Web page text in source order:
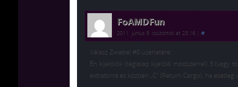
FoAMDFun
2011. június 9. csütörtök at 23:16 #
Válasz Zwiebel #8 üzenetére:
Én kijelölök (téglalap kijelölő módszerrel) 3 (vagy
extratorra és közben „C” (Return Cargo), ha esetleg